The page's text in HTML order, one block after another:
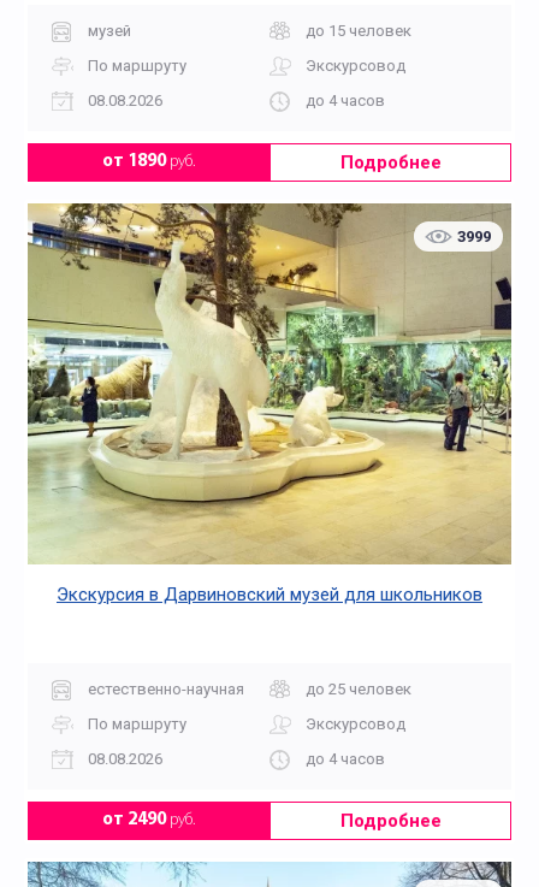
музей
до 15 человек
По маршруту
Экскурсовод
08.08.2026
до 4 часов
от 1890руб. Подробнее
3999
Экскурсия в Дарвиновский музей для школьников
естественно-научная
до 25 человек
По маршруту
Экскурсовод
08.08.2026
до 4 часов
от 2490руб. Подробнее